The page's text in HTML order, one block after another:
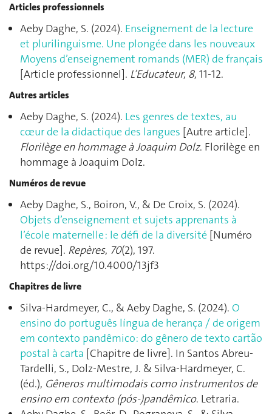
Articles professionnels
Aeby Daghe, S. (2024). Enseignement de la lecture
et plurilinguisme. Une plongée dans les nouveaux
Moyens d’enseignement romands (MER) de français
[Article professionnel]. L’Educateur, 8, 11‑12.
Autres articles
Aeby Daghe, S. (2024). Les genres de textes, au
cœur de la didactique des langues [Autre article].
Florilège en hommage à Joaquim Dolz. Florilège en
hommage à Joaquim Dolz.
Numéros de revue
Aeby Daghe, S., Boiron, V., & De Croix, S. (2024).
Objets d’enseignement et sujets apprenants à
l’école maternelle : le défi de la diversité [Numéro
de revue]. Repères, 70(2), 197.
https://doi.org/10.4000/13jf3
Chapitres de livre
Silva-Hardmeyer, C., & Aeby Daghe, S. (2024). O
ensino do português língua de herança / de origem
em contexto pandêmico: do gênero de texto cartão
postal à carta [Chapitre de livre]. In Santos Abreu-
Tardelli, S., Dolz-Mestre, J. & Silva-Hardmeyer, C.
(éd.), Gêneros multimodais como instrumentos de
ensino em contexto (pós-)pandêmico. Letraria.